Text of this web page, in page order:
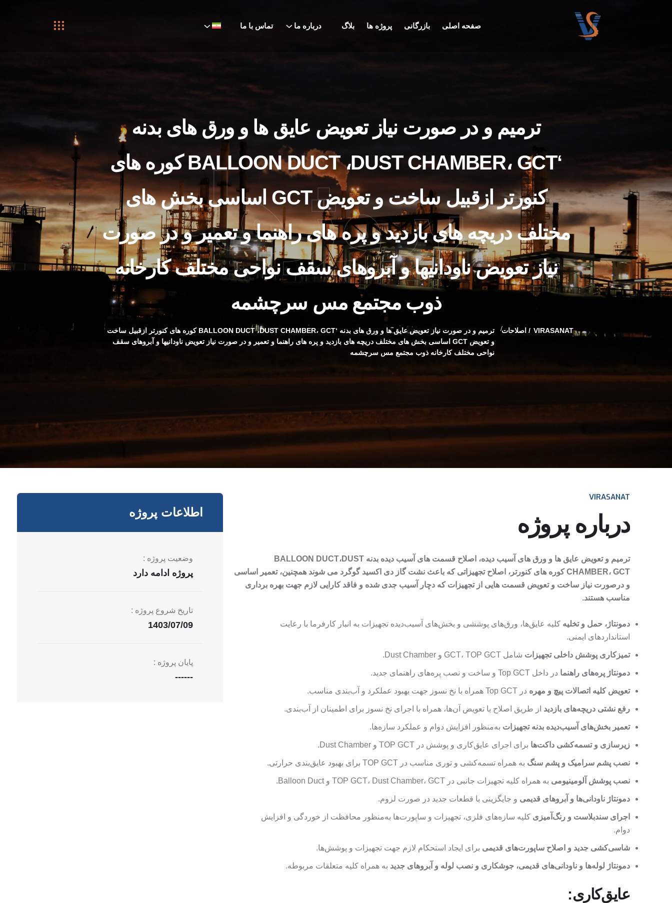
صفحه اصلی بازرگانی پروژه ها بلاگ درباره ما تماس با ما
پروژها
ترمیم و در صورت نیاز تعویض عایق ها و ورق های بدنه
‘BALLOON DUCT ،DUST CHAMBER، GCT کوره های
کنورتر ازقبیل ساخت و تعویض GCT اساسی بخش های
مختلف دریچه های بازدید و پره های راهنما و تعمیر و در صورت
نیاز تعویض ناودانیها و آبروهای سقف نواحی مختلف کارخانه
ذوب مجتمع مس سرچشمه
VIRASANAT اصلاحات
ترمیم و در صورت نیاز تعویض عایق ها و ورق های بدنه ‘BALLOON DUCT ،DUST CHAMBER، GCT کوره های کنورتر ازقبیل ساخت
و تعویض GCT اساسی بخش های مختلف دریچه های بازدید و پره های راهنما و تعمیر و در صورت نیاز تعویض ناودانیها و آبروهای سقف
نواحی مختلف کارخانه ذوب مجتمع مس سرچشمه
VIRASANAT
درباره پروژه
ترمیم و تعويض عايق ها و ورق های آسیب ديده، اصلاح قسمت های آسیب ديده بدنه BALLOON DUCT،DUST
CHAMBER، GCT کوره های کنورتر، اصلاح تجهیزاتی که باعث نشت گاز دی اکسید گوگرد می شوند همچنین، تعمیر اساسی
و درصورت نیاز ساخت و تعويض قسمت هايی از تجهیزات که دچار آسیب جدی شده و فاقد کارايی لازم جهت بهره برداری
مناسب هستند.
دمونتاژ، حمل و تخلیه کلیه عایق‌ها، ورق‌های پوششی و بخش‌های آسیب‌دیده تجهیزات به انبار کارفرما با رعایت
استانداردهای ایمنی.
تمیزکاری پوشش داخلی تجهیزات شامل GCT، TOP GCT و Dust Chamber.
دمونتاژ پره‌های راهنما در داخل Top GCT و ساخت و نصب پره‌های راهنمای جدید.
تعویض کلیه اتصالات پیچ و مهره در Top GCT همراه با نخ نسوز جهت بهبود عملکرد و آب‌بندی مناسب.
رفع نشتی دریچه‌های بازدید از طریق اصلاح یا تعویض آن‌ها، همراه با اجرای نخ نسوز برای اطمینان از آب‌بندی.
تعمیر بخش‌های آسیب‌دیده بدنه تجهیزات به‌منظور افزایش دوام و عملکرد سازه‌ها.
زیرسازی و تسمه‌کشی داکت‌ها برای اجرای عایق‌کاری و پوشش در TOP GCT و Dust Chamber.
نصب پشم سرامیک و پشم سنگ به همراه تسمه‌کشی و توری مناسب در TOP GCT برای بهبود عایق‌بندی حرارتی.
نصب پوشش آلومینیومی به همراه کلیه تجهیزات جانبی در TOP GCT، Dust Chamber، GCT و Balloon Duct.
دمونتاژ ناودانی‌ها و آبروهای قدیمی و جایگزینی با قطعات جدید در صورت لزوم.
اجرای سندبلاست و رنگ‌آمیزی کلیه سازه‌های فلزی، تجهیزات و ساپورت‌ها به‌منظور محافظت از خوردگی و افزایش
دوام.
شاسی‌کشی جدید و اصلاح ساپورت‌های قدیمی برای ایجاد استحکام لازم جهت تجهیزات و پوشش‌ها.
دمونتاژ لوله‌ها و ناودانی‌های قدیمی، جوشکاری و نصب لوله و آبروهای جدید به همراه کلیه متعلقات مربوطه.
عایق‌کاری:
اطلاعات پروژه
وضعیت پروژه :
پروژه ادامه دارد
تاریخ شروع پروژه :
1403/07/09
پایان پروژه :
------